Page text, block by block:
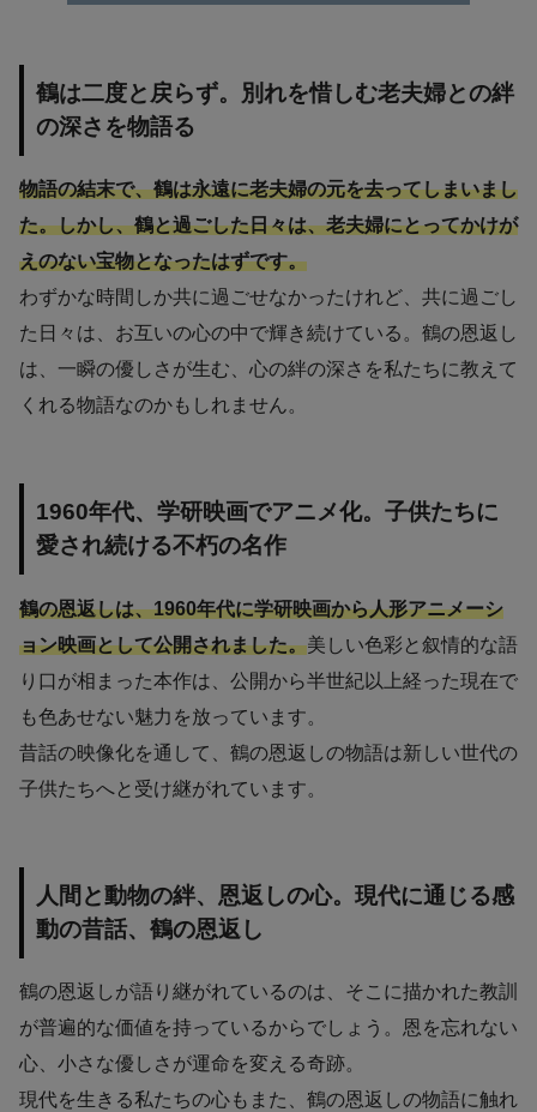
鶴は二度と戻らず。別れを惜しむ老夫婦との絆
の深さを物語る
物語の結末で、鶴は永遠に老夫婦の元を去ってしまいまし
た。しかし、鶴と過ごした日々は、老夫婦にとってかけが
えのない宝物となったはずです。
わずかな時間しか共に過ごせなかったけれど、共に過ごし
た日々は、お互いの心の中で輝き続けている。鶴の恩返し
は、一瞬の優しさが生む、心の絆の深さを私たちに教えて
くれる物語なのかもしれません。
1960年代、学研映画でアニメ化。子供たちに
愛され続ける不朽の名作
鶴の恩返しは、1960年代に学研映画から人形アニメーシ
ョン映画として公開されました。美しい色彩と叙情的な語
り口が相まった本作は、公開から半世紀以上経った現在で
も色あせない魅力を放っています。
昔話の映像化を通して、鶴の恩返しの物語は新しい世代の
子供たちへと受け継がれています。
人間と動物の絆、恩返しの心。現代に通じる感
動の昔話、鶴の恩返し
鶴の恩返しが語り継がれているのは、そこに描かれた教訓
が普遍的な価値を持っているからでしょう。恩を忘れない
心、小さな優しさが運命を変える奇跡。
現代を生きる私たちの心もまた、鶴の恩返しの物語に触れ